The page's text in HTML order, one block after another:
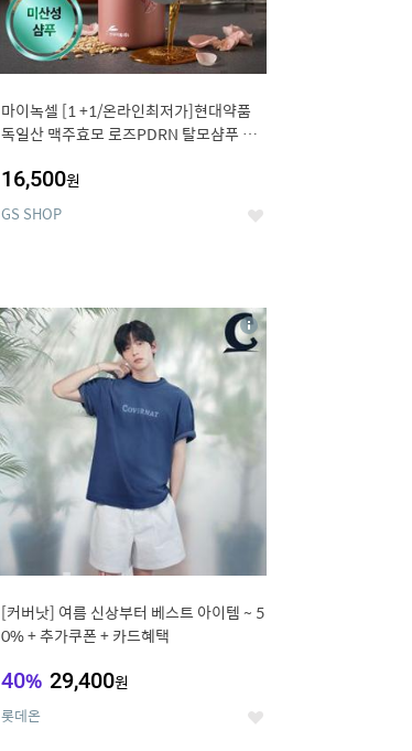
마이녹셀 [1 +1/온라인최저가]현대약품
독일산 맥주효모 로즈PDRN 탈모샴푸 대
16,500원
GS SHOP 좋
16
[커버낫] 여름 신상부터 베스트 아이템 ~ 5
0% + 추가쿠폰 + 카드혜택
40% 29,400원
롯데온 좋
상
세